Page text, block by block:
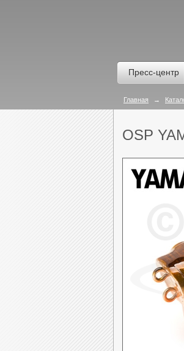
Пресс-центр
Главная →
OSP